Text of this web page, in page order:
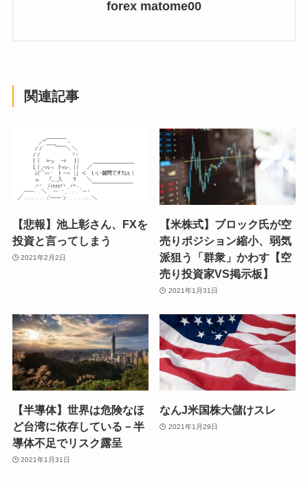
forex matome00
関連記事
【悲報】池上彰さん、FXを
投資と言ってしまう
2021年2月2日
【米株式】ブロック氏が空
売りポジション縮小、弱気
派狙う「群衆」かわす【空
売り投資家VS掲示板】
2021年1月31日
【半導体】世界は危険なほ
ど台湾に依存している－半
導体不足でリスク露呈
2021年1月31日
なんJ米国株大儲けスレ
2021年1月29日